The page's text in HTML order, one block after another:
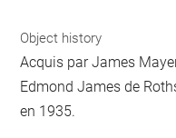
Object history
Acquis par James
Edmond James de
en 1935.